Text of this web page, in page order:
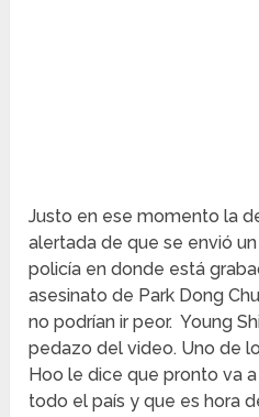
Justo en ese momento la
alertada de que se envió
policía en donde está
asesinato de Park Dong
no podrían ir peor. Young
pedazo del video. Uno de
Hoo le dice que pronto va
todo el país y que es hora